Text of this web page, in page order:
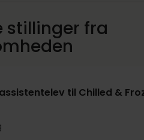
stillinger fra
til Chilled &